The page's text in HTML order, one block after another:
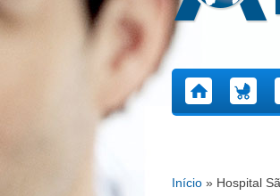
Está aqui
Início » Hospital